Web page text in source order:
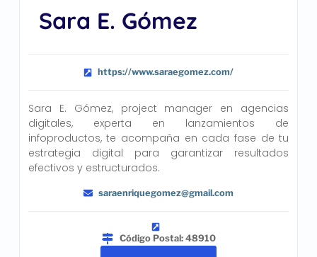
Sara E. Gómez
https://www.saraegomez.com/
Sara E. Gómez, project manager en agencias
digitales, experta en lanzamientos de
infoproductos, te acompaña en cada fase de tu
estrategia digital para garantizar resultados
efectivos y estructurados.
saraenriquegomez@gmail.com
Código Postal: 48910